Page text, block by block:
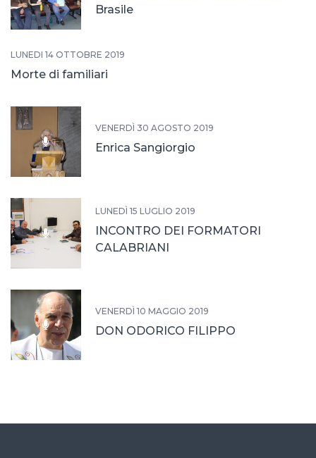
Brasile
LUNEDÌ 14 OTTOBRE 2019
Morte di familiari
VENERDÌ 30 AGOSTO 2019
Enrica Sangiorgio
LUNEDÌ 15 LUGLIO 2019
INCONTRO DEI FORMATORI
CALABRIANI
VENERDÌ 10 MAGGIO 2019
DON ODORICO FILIPPO